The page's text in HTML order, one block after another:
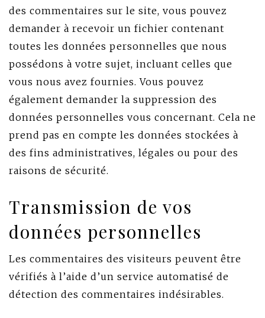
des commentaires sur le site, vous pouvez
demander à recevoir un fichier contenant
toutes les données personnelles que nous
possédons à votre sujet, incluant celles que
vous nous avez fournies. Vous pouvez
également demander la suppression des
données personnelles vous concernant. Cela ne
prend pas en compte les données stockées à
des fins administratives, légales ou pour des
raisons de sécurité.
Transmission de vos
données personnelles
Les commentaires des visiteurs peuvent être
vérifiés à l’aide d’un service automatisé de
détection des commentaires indésirables.